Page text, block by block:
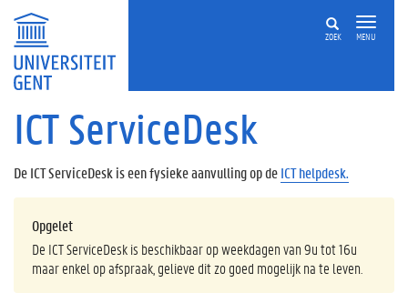
ZOEK MENU
ICT ServiceDesk
De ICT ServiceDesk is een fysieke aanvulling op deICT helpdesk.
Opgelet
De ICT ServiceDesk is beschikbaar op weekdagen van 9u tot 16u
maar enkel op afspraak, gelieve dit zo goed mogelijk na te leven.